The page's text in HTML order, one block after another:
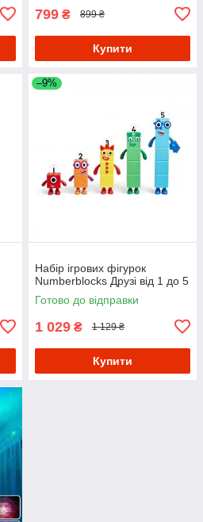
799 ₴ 899 ₴
Купити
–9%
Набір ігрових фігурок
Numberblocks Друзі від 1 до 5
Готово до відправки
1 029 ₴ 1 129 ₴
Купити